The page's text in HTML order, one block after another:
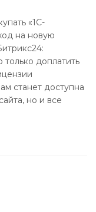
«1С-
на новую
доплатить
станет доступна
но и все